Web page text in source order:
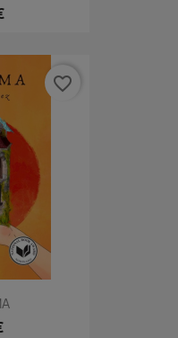
favorite_border